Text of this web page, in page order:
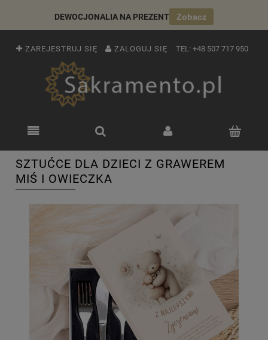
DEWOCJONALIA NA PREZENT Zobacz
ZAREJESTRUJ SIĘ ZALOGUJ SIĘ TEL: +48 507 717 950
SZTUĆCE DLA DZIECI Z GRAWEREM
MIŚ I OWIECZKA